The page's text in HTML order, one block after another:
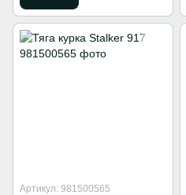
Артикул: 981500565